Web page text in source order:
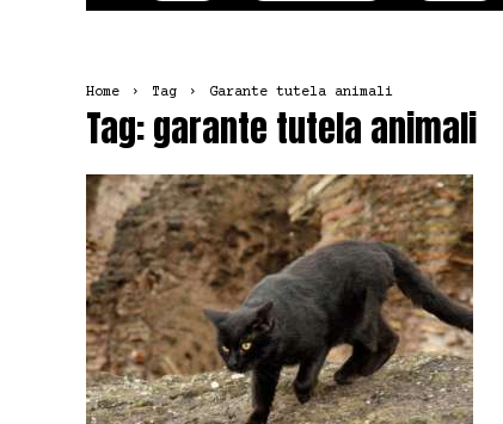
Home Tag Garante tutela animali
Tag: garante tutela animali